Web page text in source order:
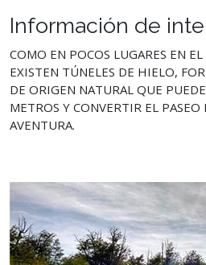
Información de
COMO EN POCOS LUGARES EN
EXISTEN TÚNELES DE HIELO,
DE ORIGEN NATURAL QUE
METROS Y CONVERTIR EL PASEO
AVENTURA.